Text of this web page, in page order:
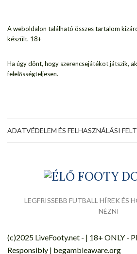
A weboldalon található összes tartalom
készült. 18+
Ha úgy dönt, hogy szerencsejátékot játszik,
felelősségteljesen.
ADATVÉDELEM ÉS FELHASZNÁLÁSI
LEGFRISSEBB FUTBALL HÍREK ÉS
NÉZNI
(c)2025 LiveFooty.net - | 18+ ONLY -
Responsibly | begambleaware.org